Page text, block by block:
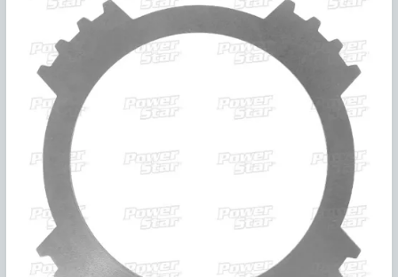
326535
PLATO ACERO AW60-40LE, AW60-41SN, AW60-42LE 3RA